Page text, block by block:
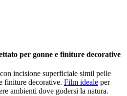
per gonne e finiture decorative
incisione superficiale simil pelle
finiture decorative. Film ideale per
ambienti dove godersi la natura.